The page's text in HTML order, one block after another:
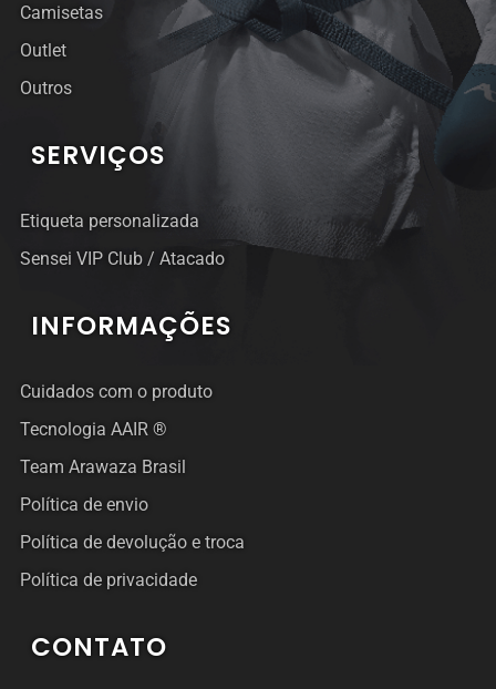
Camisetas
Outlet
Outros
SERVIÇOS
Etiqueta personalizada
Sensei VIP Club / Atacado
INFORMAÇÕES
Cuidados com o produto
Tecnologia AAIR ®
Team Arawaza Brasil
Política de envio
Política de devolução e troca
Política de privacidade
CONTATO